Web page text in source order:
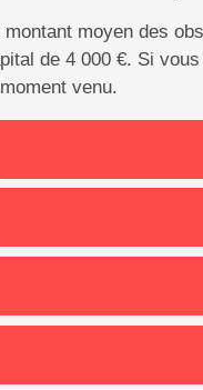
montant moyen des
de 4 000 €. Si
venu.